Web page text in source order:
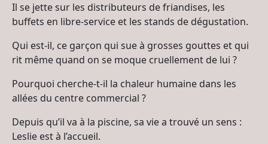
Il se jette sur les distributeurs de friandises, les
buffets en libre-service et les stands de dégustation.
Qui est-il, ce garçon qui sue à grosses gouttes et qui
rit même quand on se moque cruellement de lui ?
Pourquoi cherche-t-il la chaleur humaine dans les
allées du centre commercial ?
Depuis qu’il va à la piscine, sa vie a trouvé un sens :
Leslie est à l’accueil.